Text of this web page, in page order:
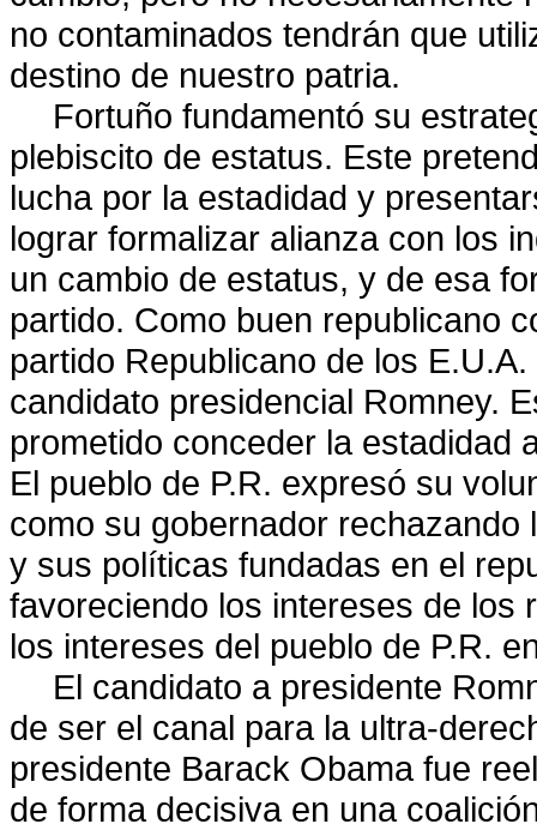
no contaminados tendrán que
destino de nuestro patria.
Fortuño fundamentó su
plebiscito de estatus. Este
lucha por la estadidad y
lograr formalizar alianza con los
un cambio de estatus, y de esa
partido. Como buen republicano
partido Republicano de los
candidato presidencial Romney.
prometido conceder la estadidad
El pueblo de P.R. expresó su
como su gobernador
y sus políticas fundadas en el
favoreciendo los intereses de los
los intereses del pueblo de P.R.
El candidato a presidente
de ser el canal para la ultra-
presidente Barack Obama fue
de forma decisiva en una